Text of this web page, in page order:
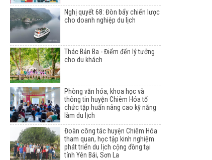
Nghị quyết 68: Đòn bẩy chiến lược
cho doanh nghiệp du lịch
Thác Bản Ba - Điểm đến lý tưởng
cho du khách
Phòng văn hóa, khoa học và
thông tin huyện Chiêm Hóa tổ
chức tập huấn nâng cao kỹ năng
làm du lịch
Đoàn công tác huyện Chiêm Hóa
tham quan, học tập kinh nghiệm
phát triển du lịch cộng đồng tại
tỉnh Yên Bái, Sơn La